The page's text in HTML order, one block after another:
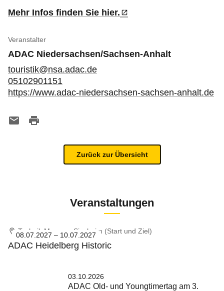
Mehr Infos finden Sie hier.
Veranstalter
ADAC Niedersachsen/Sachsen-Anhalt
touristik@nsa.adac.de
05102901151
https://www.adac-niedersachsen-sachsen-anhalt.de
Zurück zur Übersicht
Veranstaltungen
08.07.2027 – 10.07.2027
Technik Museum Sinsheim (Start und Ziel)
ADAC Heidelberg Historic
03.10.2026
ADAC Old- und Youngtimertag am 3.